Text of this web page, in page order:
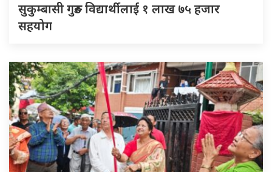
सुकुम्बासी गुरुङ विद्यार्थीलाई १ लाख ७५ हजार
सहयोग